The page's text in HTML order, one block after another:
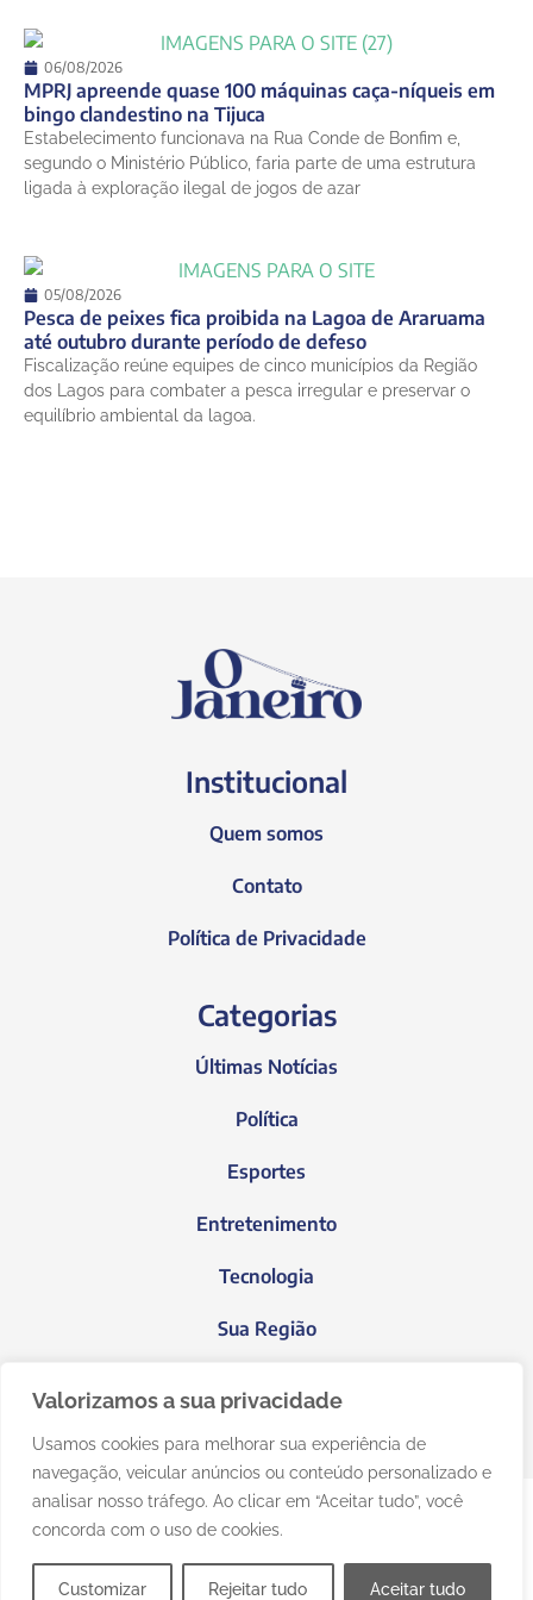
Valorizamos a sua privacidade
Usamos cookies para melhorar sua experiência de
navegação, veicular anúncios ou conteúdo personalizado e
analisar nosso tráfego. Ao clicar em “Aceitar tudo”, você
concorda com o uso de cookies.
Customizar Rejeitar tudo Aceitar tudo
06/08/2026
MPRJ apreende quase 100 máquinas caça-níqueis em
bingo clandestino na Tijuca
Estabelecimento funcionava na Rua Conde de Bonfim e,
segundo o Ministério Público, faria parte de uma estrutura
ligada à exploração ilegal de jogos de azar
05/08/2026
Pesca de peixes fica proibida na Lagoa de Araruama
até outubro durante período de defeso
Fiscalização reúne equipes de cinco municípios da Região
dos Lagos para combater a pesca irregular e preservar o
equilíbrio ambiental da lagoa.
Institucional
Quem somos
Contato
Política de Privacidade
Categorias
Últimas Notícias
Política
Esportes
Entretenimento
Tecnologia
Sua Região